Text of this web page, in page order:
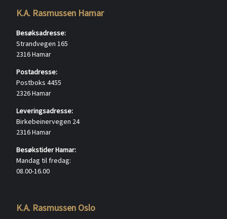
K.A. Rasmussen Hamar
Besøksadresse:
Strandvegen 165
2316 Hamar
Postadresse:
Postboks 4455
2326 Hamar
Leveringsadresse:
Birkebeinervegen 24
2316 Hamar
Besøkstider Hamar:
Mandag til fredag:
08.00-16.00
K.A. Rasmussen Oslo